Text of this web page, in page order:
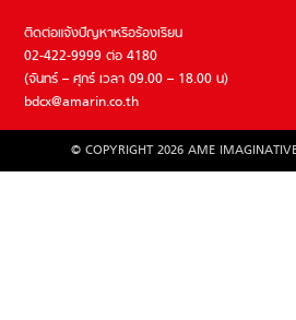
ติดต่อแจ้งปัญหาหรือร้องเรียน
02-422-9999 ต่อ 4180
(จันทร์ – ศุกร์ เวลา 09.00 – 18.00 น)
bdcx@amarin.co.th
© COPYRIGHT 2026 AME